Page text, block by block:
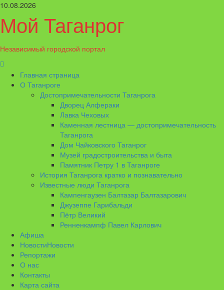
Перейти
содержимому
10.08.2026
Мой Таганрог
Независимый городской портал
менюГлавная страница
О Таганроге
Достопримечательности Таганрога
Дворец Алфераки
Лавка Чеховых
Каменная лестница — достопримечательность
Таганрога
Дом Чайковского Таганрог
Музей градостроительства и быта
Памятник Петру 1 в Таганроге
История Таганрога кратко и познавательно
Известные люди Таганрога
Кампенгаузен Балтазар Балтазарович
Джузеппе Гарибальди
Пётр Великий
Ренненкампф Павел Карлович
Афиша
НовостиНовости
Репортажи
О нас
Контакты
Карта сайта